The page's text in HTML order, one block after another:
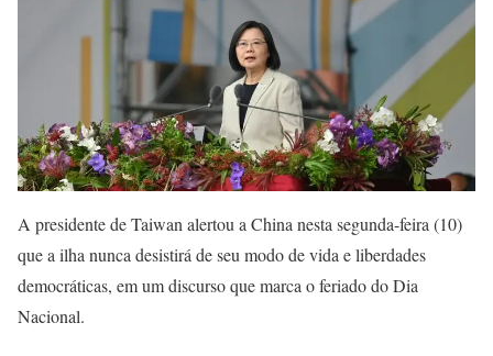
A presidente de Taiwan alertou a China nesta segunda-feira (10)
que a ilha nunca desistirá de seu modo de vida e liberdades
democráticas, em um discurso que marca o feriado do Dia
Nacional.